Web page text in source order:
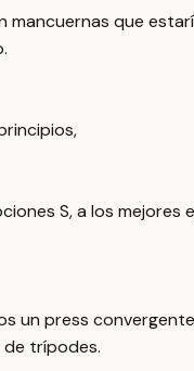
mancuernas que
S, a los mejores
un press
trípodes.